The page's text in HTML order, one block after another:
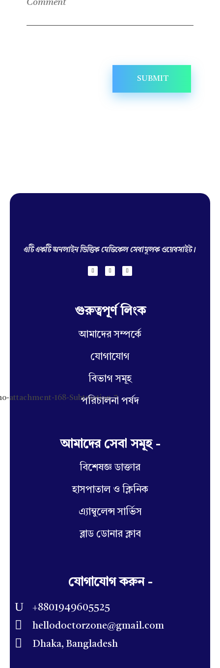
এটি একটি অনলাইন ভিত্তিক মেডিকেল সেবামূলক ওয়েবসাইট।
গুরুত্বপূর্ণ লিংক
আমাদের সম্পর্কে
যোগাযোগ
বিভাগ সমূহ
পরিচালনা পর্ষদ
আমাদের সেবা সমূহ -
বিশেষজ্ঞ ডাক্তার
হাসপাতাল ও ক্লিনিক
এ্যাম্বুলেন্স সার্ভিস
ব্লাড ডোনার ক্লাব
যোগাযোগ করুন -
+8801949605525
hellodoctorzone@gmail.com
Dhaka, Bangladesh